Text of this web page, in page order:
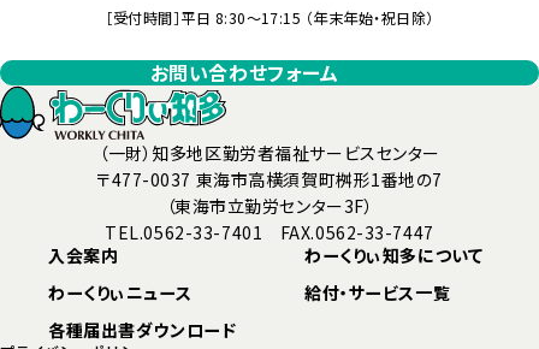
（一財）知多地区勤労者福祉サービスセンター
〒477-0037 東海市高横須賀町桝形1番地の7
（東海市立勤労センター3F）
TEL.0562-33-7401 FAX.0562-33-7447
［受付時間］平日 8:30～17:15 （年末年始・祝日除）
お問い合わせフォーム
入会案内
わーくりぃ知多について
わーくりぃニュース
給付・サービス一覧
各種届出書ダウンロード